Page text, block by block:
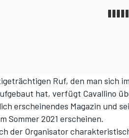
Ruf, den man sich
hat, verfügt Cavallino
erscheinendes Magazin und
Sommer 2021 erscheinen.
der Organisator